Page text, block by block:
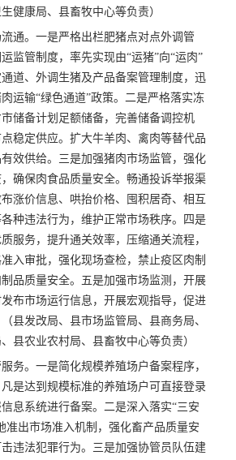
健康局、县畜牧中心等负责）
流通。一是严格出栏肥猪点对点外调管
监管制度，率先实现由“运猪”向“运肉”
道、外调生猪及产品备案管理制度，迅
运输“绿色通道”政策。二是严格落实冻
储备计划足额储备，完善储备调控机
稳定供应。扩大牛羊肉、禽肉等替代品
效供给。三是加强猪肉市场监管，强化
确保肉食品质量安全。畅通投诉举报渠
涨价信息、哄抬价格、囤积居奇、相互
种违法行为，维护正常市场秩序。四是
服务，提升通关效率，压缩通关流程，
入审批，强化现场查检，禁止疫区肉制
品质量安全。五是加强市场监测，开展
布市场运行信息，开展宏观指导，促进
县发改局、县市场监管局、县商务局、
县农业农村局、县畜牧中心等负责）
服务。一是简化规模养殖场户备案程序，
是达到规模标准的养殖场户可直接登录
息系统进行备案。二是深入落实“三安
准出市场准入机制，强化畜产品质量安
违法犯罪行为。三是加强协管员队伍建